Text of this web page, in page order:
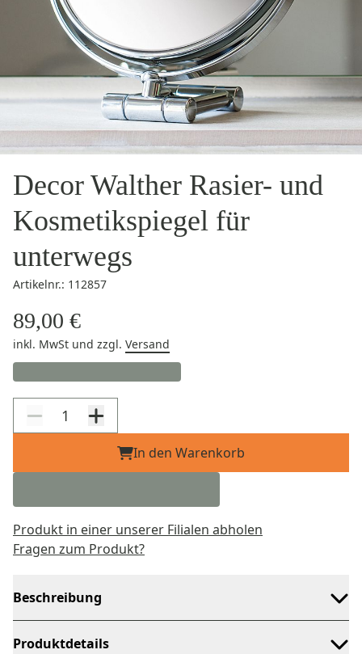
Decor Walther Rasier- und
Kosmetikspiegel für
unterwegs
Artikelnr.: 112857
89,00 €
inkl. MwSt und zzgl. Versand
In den Warenkorb
Produkt in einer unserer Filialen abholen
Fragen zum Produkt?
Beschreibung
Produktdetails